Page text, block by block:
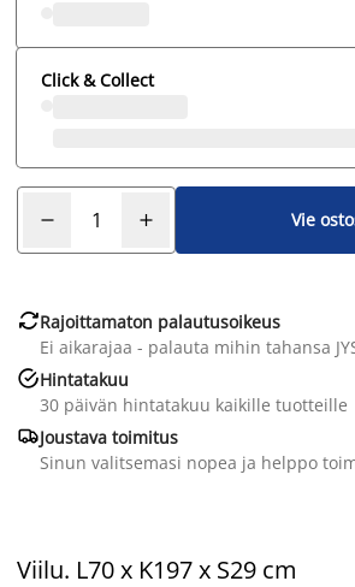
Click & Collect
Vie
Rajoittamaton palautusoikeus
Ei aikarajaa - palauta mihin tahansa
Hintatakuu
30 päivän hintatakuu kaikille tuotteille
Joustava toimitus
Sinun valitsemasi nopea ja helppo
Viilu. L70 x K197 x S29 cm